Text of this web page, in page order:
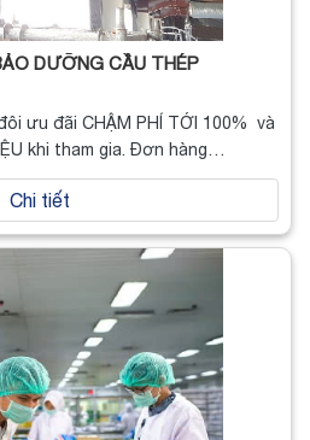
DƯỠNG CẦU THÉP
ưu đãi CHẬM PHÍ TỚI 100% và
khi tham gia. Đơn hàng…
Chi tiết